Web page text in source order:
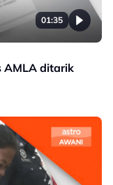
01:35
AMLA ditarik